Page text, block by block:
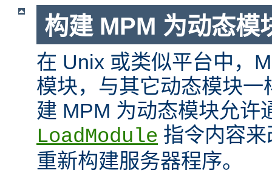
构建 MPM 为动态模
在 Unix 或类似平台中，
模块，与其它动态模块
建 MPM 为动态模块允许
LoadModule 指令内容
重新构建服务器程序。